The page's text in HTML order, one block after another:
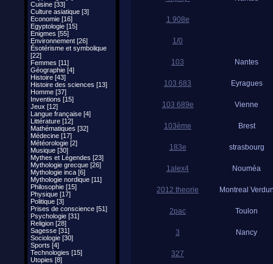
Cuisine [33]
Culture asiatique [3]
Economie [16]
Egyptologie [15]
Enigmes [55]
Environnement [26]
Ésotérisme et symbolique
[22]
Femmes [11]
Géographie [4]
Histoire [43]
Histoire des sciences [13]
Homme [37]
Inventions [15]
Jeux [12]
Langue française [4]
Littérature [12]
Mathématiques [32]
Médecine [17]
Météorologie [2]
Musique [30]
Mythes et Légendes [23]
Mythologie grecque [26]
Mythologie inca [6]
Mythologie nordique [11]
Philosophie [15]
Physique [17]
Politique [3]
Prises de conscience [51]
Psychologie [31]
Religion [28]
Sagesse [31]
Sociologie [30]
Sports [4]
Technologies [15]
Utopies [8]
1 908e
1/0
103 Nantes
103 683 Eyragues
103 689e Vienne
103ème Brest
183e strasbourg
1alex4 Nouméa
2012 theorie Montreal
2pac Toulon
3 Nancy
327